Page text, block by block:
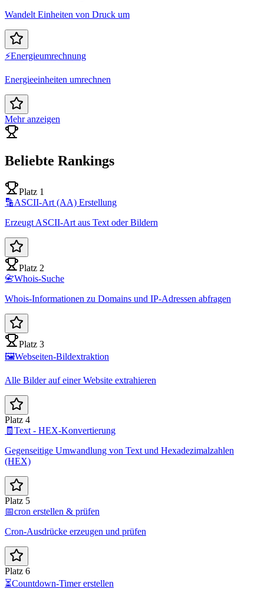
Wandelt Einheiten von Druck um
⚡Energieumrechnung
Energieeinheiten umrechnen
Mehr anzeigen
Beliebte Rankings
Platz 1
🔡ASCII-Art (AA) Erstellung
Erzeugt ASCII-Art aus Text oder Bildern
Platz 2
📇Whois-Suche
Whois-Informationen zu Domains und IP-Adressen abfragen
Platz 3
🖼️Webseiten-Bildextraktion
Alle Bilder auf einer Website extrahieren
Platz 4
🧾 Text - HEX-Konvertierung
Gegenseitige Umwandlung von Text und Hexadezimalzahlen
(HEX)
Platz 5
📅cron erstellen & prüfen
Cron-Ausdrücke erzeugen und prüfen
Platz 6
⏳Countdown-Timer erstellen